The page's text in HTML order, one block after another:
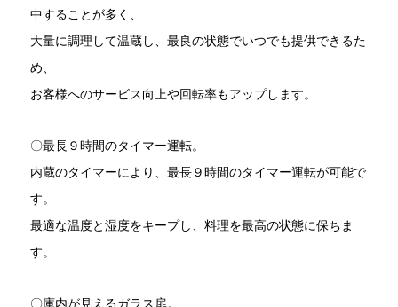
中することが多く、
大量に調理して温蔵し、最良の状態でいつでも提供できるた
め、
お客様へのサービス向上や回転率もアップします。
〇最長９時間のタイマー運転。
内蔵のタイマーにより、最長９時間のタイマー運転が可能で
す。
最適な温度と湿度をキープし、料理を最高の状態に保ちま
す。
〇庫内が見えるガラス扉。